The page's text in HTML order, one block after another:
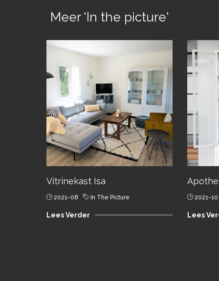
Meer 'In the picture'
Vitrinekast Isa
2021-08 In The Picture
Lees Verder
2021-10
Lees